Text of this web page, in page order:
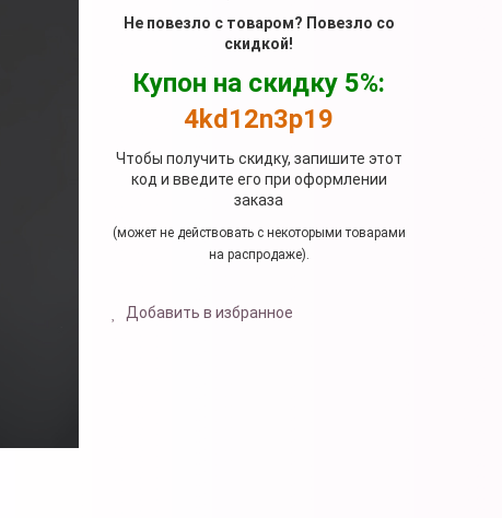
Не повезло с товаром? Повезло со
скидкой!
Купон на скидку 5%:
4kd12n3p19
Чтобы получить скидку, запишите этот
код и введите его при оформлении
заказа
(может не действовать с некоторыми товарами
на распродаже).
Добавить в избранное